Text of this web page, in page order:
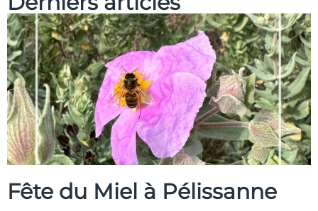
Fête du Miel à Pélissanne